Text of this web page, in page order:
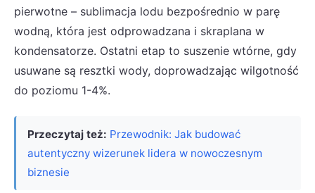
pierwotne – sublimacja lodu bezpośrednio w parę
wodną, która jest odprowadzana i skraplana w
kondensatorze. Ostatni etap to suszenie wtórne, gdy
usuwane są resztki wody, doprowadzając wilgotność
do poziomu 1-4%.
Przeczytaj też: Przewodnik: Jak budować
autentyczny wizerunek lidera w nowoczesnym
biznesie